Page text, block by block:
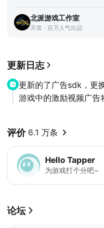
千年后，吕烽等人受托，
墓。 《长生劫》想要恢
欢它的朋友想再次重温
了，到现在还有人喜欢
次重温它。
北派游戏工作室
开发 · 百万人气出品
更新日志
更新的了广告sdk，更
游戏中的激励视频广告
评价 6.1 万条
Hello Tapper
为游戏打个分吧~
论坛